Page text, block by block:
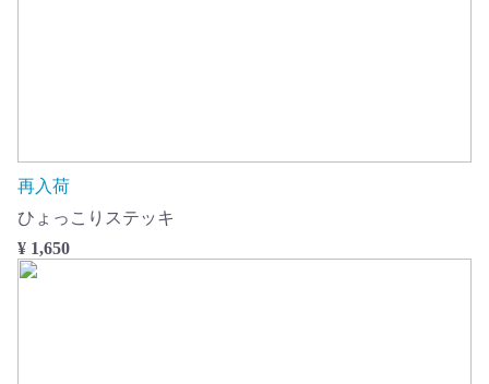
再入荷
ひょっこりステッキ
¥ 1,650